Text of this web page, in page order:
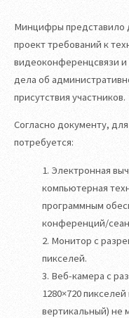
Минцифры представило
проект требований к
видеоконференцсвязи
дела об
присутствия участников.
Согласно документу,
потребуется:
1. Электронная
компьютерная
программным
конференций/
2. Монитор с
пикселей.
3. Веб-камера с
1280×720
вертикальный) не